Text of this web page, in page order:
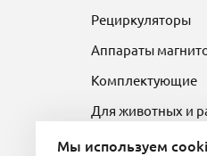
Рециркуляторы
Аппараты
Комплектующие
Для животных и
Мы используем